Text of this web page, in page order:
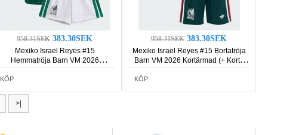
958.31SEK 383.30SEK
Mexiko Israel Reyes #15
Hemmatröja Barn VM 2026
Kortärmad (+ Korta byxor)
KÖP
958.31SEK 383.30SEK
Mexiko Israel Reyes #15 Bortatröja
Barn VM 2026 Kortärmad (+ Korta
byxor)
KÖP
>|